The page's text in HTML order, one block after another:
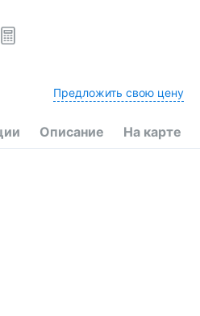
Предложить свою цену
Описание На карте